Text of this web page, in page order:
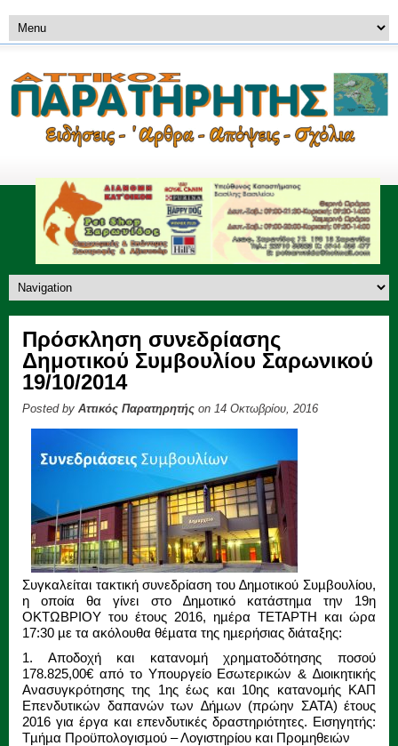
Πρόσκληση συνεδρίασης
Δημοτικού Συμβουλίου Σαρωνικού
19/10/2014
Posted by Αττικός Παρατηρητής on 14 Οκτωβρίου, 2016
Συγκαλείται τακτική συνεδρίαση του ∆ηµοτικού Συµβουλίου,
η οποία θα γίνει στο ∆ηµοτικό κατάστηµα την 19η
ΟΚΤΩΒΡΙΟΥ του έτους 2016, ηµέρα ΤΕΤΑΡΤΗ και ώρα
17:30 µε τα ακόλουθα θέµατα της ηµερήσιας διάταξης:
1. Αποδοχή και κατανοµή χρηµατοδότησης ποσού
178.825,00€ από το Υπουργείο Εσωτερικών & ∆ιοικητικής
Ανασυγκρότησης της 1ης έως και 10ης κατανοµής ΚΑΠ
Επενδυτικών δαπανών των ∆ήµων (πρώην ΣΑΤΑ) έτους
2016 για έργα και επενδυτικές δραστηριότητες. Εισηγητής:
Τµήµα Προϋπολογισµού – Λογιστηρίου και Προµηθειών